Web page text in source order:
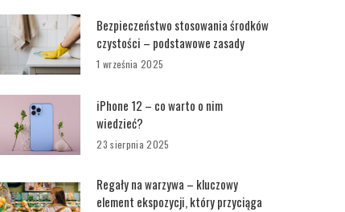
Bezpieczeństwo stosowania środków
czystości – podstawowe zasady
1 września 2025
iPhone 12 – co warto o nim
wiedzieć?
23 sierpnia 2025
Regały na warzywa – kluczowy
element ekspozycji, który przyciąga